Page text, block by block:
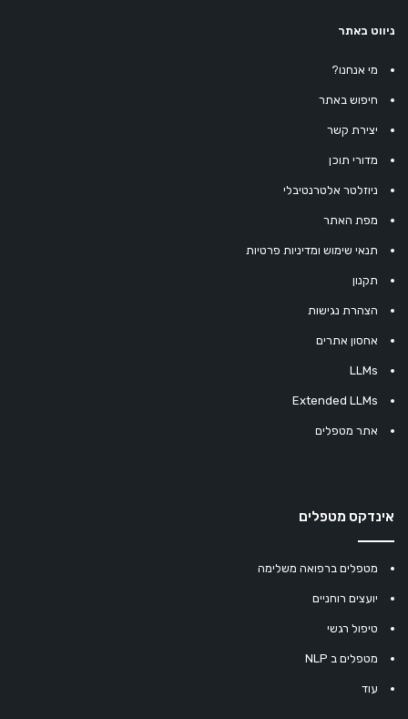
ניווט באתר
מי אנחנו?
חיפוש באתר
יצירת קשר
מדורי תוכן
ניוזלטר אלטרנטיבלי
מפת האתר
תנאי שימוש ומדיניות פרטיות
תקנון
הצהרת נגישות
אחסון אתרים
LLMs
Extended LLMs
אתר מטפלים
אינדקס מטפלים
מטפלים ברפואה משלימה
יועצים רוחניים
טיפול רגשי
מטפלים ב NLP
עוד